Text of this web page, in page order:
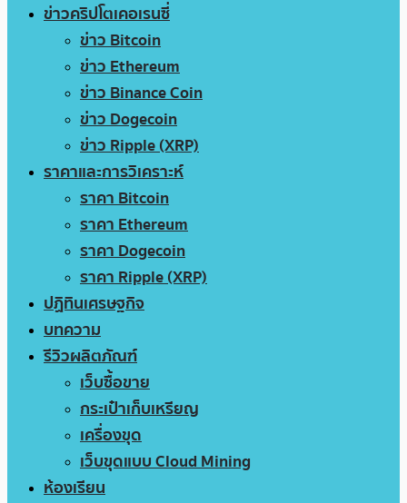
ข่าวคริปโตเคอเรนซี่
ข่าว Bitcoin
ข่าว Ethereum
ข่าว Binance Coin
ข่าว Dogecoin
ข่าว Ripple (XRP)
ราคาและการวิเคราะห์
ราคา Bitcoin
ราคา Ethereum
ราคา Dogecoin
ราคา Ripple (XRP)
ปฏิทินเศรษฐกิจ
บทความ
รีวิวผลิตภัณฑ์
เว็บซื้อขาย
กระเป๋าเก็บเหรียญ
เครื่องขุด
เว็บขุดแบบ Cloud Mining
ห้องเรียน